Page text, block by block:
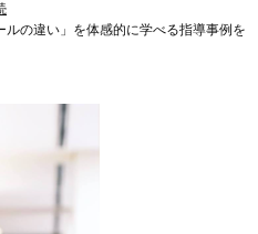
の違い」を体感的に学べる指導事例を